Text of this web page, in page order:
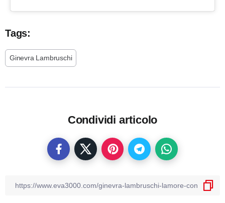
Tags:
Ginevra Lambruschi
Condividi articolo